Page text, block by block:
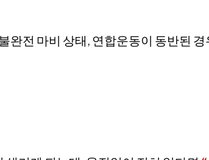
전 마비 상태, 연합운동이 동반된 경